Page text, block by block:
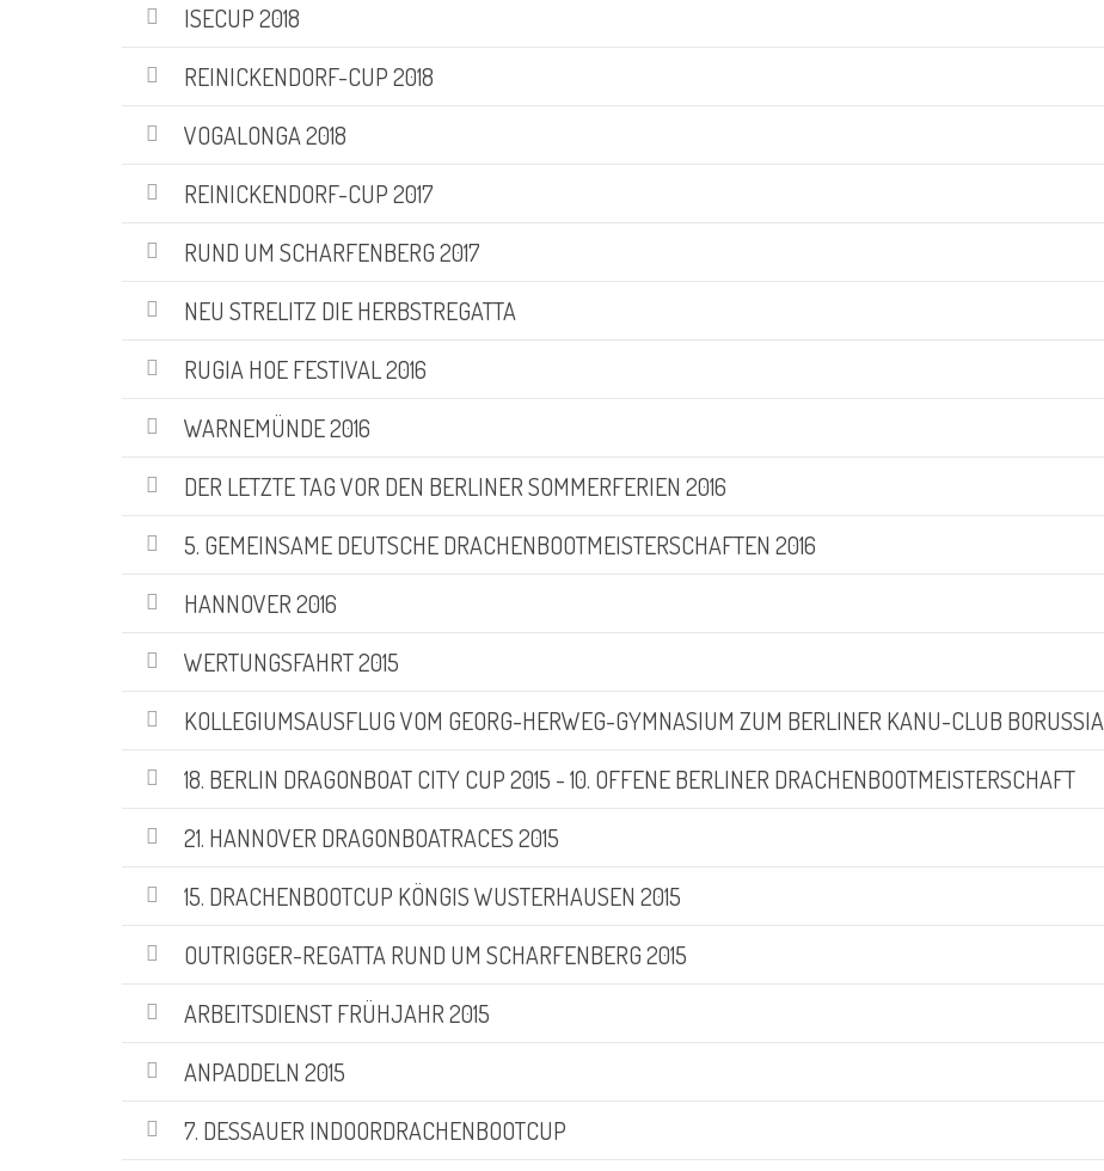
ISECUP 2018
REINICKENDORF-CUP 2018
VOGALONGA 2018
REINICKENDORF-CUP 2017
RUND UM SCHARFENBERG 2017
NEU STRELITZ DIE HERBSTREGATTA
RUGIA HOE FESTIVAL 2016
WARNEMÜNDE 2016
DER LETZTE TAG VOR DEN BERLINER SOMMERFERIEN 2016
5. GEMEINSAME DEUTSCHE DRACHENBOOTMEISTERSCHAFTEN 2016
HANNOVER 2016
WERTUNGSFAHRT 2015
KOLLEGIUMSAUSFLUG VOM GEORG-HERWEG-GYMNASIUM ZUM BERLINER KANU-CLUB BORUSSIA
18. BERLIN DRAGONBOAT CITY CUP 2015 - 10. OFFENE BERLINER DRACHENBOOTMEISTERSCHAFT
21. HANNOVER DRAGONBOATRACES 2015
15. DRACHENBOOTCUP KÖNGIS WUSTERHAUSEN 2015
OUTRIGGER-REGATTA RUND UM SCHARFENBERG 2015
ARBEITSDIENST FRÜHJAHR 2015
ANPADDELN 2015
7. DESSAUER INDOORDRACHENBOOTCUP